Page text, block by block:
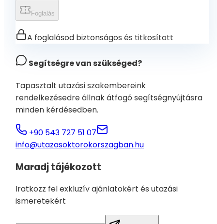
Foglalás
A foglalásod biztonságos és titkosított
Segítségre van szükséged?
Tapasztalt utazási szakembereink
rendelkezésedre állnak átfogó segítségnyújtásra
minden kérdésedben.
+90 543 727 51 07
info@utazasoktorokorszagban.hu
Maradj tájékozott
Iratkozz fel exkluzív ajánlatokért és utazási
ismeretekért